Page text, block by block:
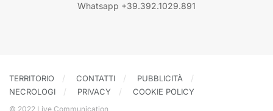
Whatsapp +39.392.1029.891
TERRITORIO CONTATTI
PUBBLICITÀ
NECROLOGI
PRIVACY COOKIE POLICY
© 2022 Live Communication